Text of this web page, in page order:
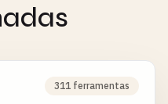
311 ferramentas